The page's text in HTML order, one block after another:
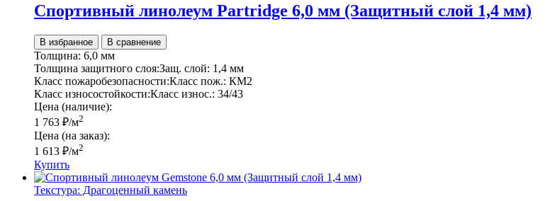
Спортивный линолеум Partridge 6,0 мм (Защитный слой 1,4 мм)
В избранное В сравнение
Толщина: 6,0 мм
Толщина защитного слоя:Защ. слой: 1,4 мм
Класс пожаробезопасности:Класс пож.: КМ2
Класс износостойкости:Класс износ.: 34/43
Цена (наличие):
1 763 ₽/м2
Цена (на заказ):
1 613 ₽/м2
Купить
Текстура: Драгоценный камень